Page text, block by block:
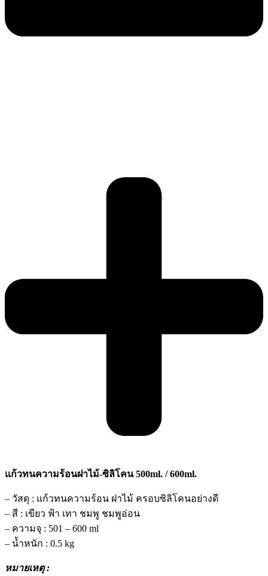
แก้วทนความร้อนฝาไม้-ซิลิโคน 500ml. / 600ml.
– วัสดุ : แก้วทนความร้อน ฝาไม้ ครอบซิลิโคนอย่างดี
– สี : เขียว ฟ้า เทา ชมพู ชมพูอ่อน
– ความจุ : 501 – 600 ml
– น้ำหนัก : 0.5 kg
หมายเหตุ :